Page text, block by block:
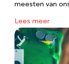
meesten van
Lees meer